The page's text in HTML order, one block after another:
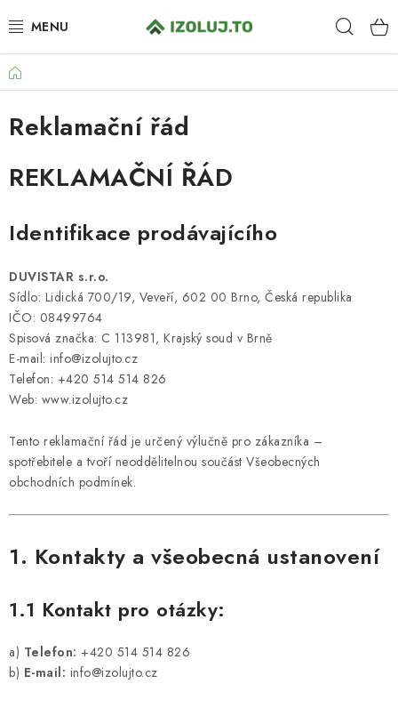
na
HYDROIZOLACE
MATERIÁLY
SYSTÉMOVÁ ŘEŠENÍ
O NÁS
BLOG
Hodnocení obchodu
Obchodní podmínky
Zpracování osobních údajů
Používaní souborů cookies
Reklamační řád
Domů
Reklamační řád
REKLAMAČNÍ ŘÁD
Identifikace prodávajícího
DUVISTAR s.r.o.
Sídlo: Lidická 700/19, Veveří, 602 00 Brno, Česká republika
IČO: 08499764
Spisová značka: C 113981, Krajský soud v Brně
E-mail: info@izolujto.cz
Telefon: +420 514 514 826
Web: www.izolujto.cz
Tento reklamační řád je určený výlučně pro zákazníka –
spotřebitele a tvoří neoddělitelnou součást Všeobecných
obchodních podmínek.
1. Kontakty a všeobecná ustanovení
1.1 Kontakt pro otázky:
a) Telefon: +420 514 514 826
b) E-mail: info@izolujto.cz